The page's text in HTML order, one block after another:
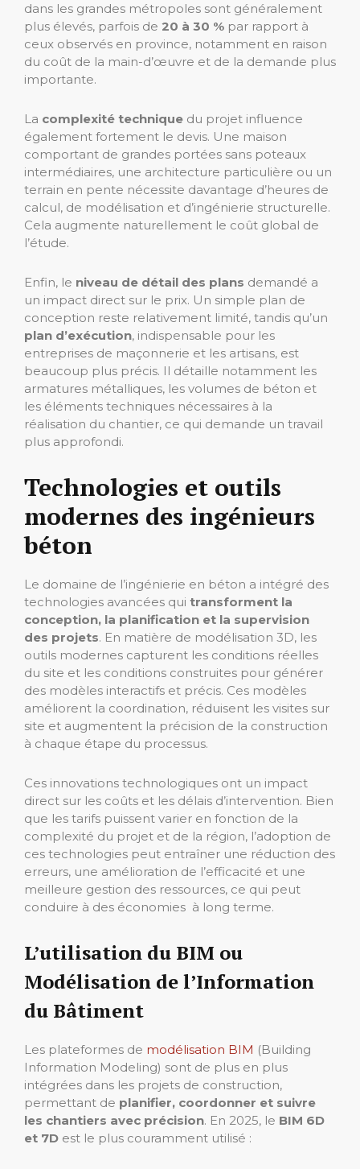
dans les grandes métropoles sont généralement
plus élevés, parfois de 20 à 30 % par rapport à
ceux observés en province, notamment en raison
du coût de la main-d’œuvre et de la demande plus
importante.
La complexité technique du projet influence
également fortement le devis. Une maison
comportant de grandes portées sans poteaux
intermédiaires, une architecture particulière ou un
terrain en pente nécessite davantage d’heures de
calcul, de modélisation et d’ingénierie structurelle.
Cela augmente naturellement le coût global de
l’étude.
Enfin, le niveau de détail des plans demandé a
un impact direct sur le prix. Un simple plan de
conception reste relativement limité, tandis qu’un
plan d’exécution, indispensable pour les
entreprises de maçonnerie et les artisans, est
beaucoup plus précis. Il détaille notamment les
armatures métalliques, les volumes de béton et
les éléments techniques nécessaires à la
réalisation du chantier, ce qui demande un travail
plus approfondi.
Technologies et outils
modernes des ingénieurs
béton
Le domaine de l’ingénierie en béton a intégré des
technologies avancées qui transforment la
conception, la planification et la supervision
des projets. En matière de modélisation 3D, les
outils modernes capturent les conditions réelles
du site et les conditions construites pour générer
des modèles interactifs et précis. Ces modèles
améliorent la coordination, réduisent les visites sur
site et augmentent la précision de la construction
à chaque étape du processus.
Ces innovations technologiques ont un impact
direct sur les coûts et les délais d’intervention. Bien
que les tarifs puissent varier en fonction de la
complexité du projet et de la région, l’adoption de
ces technologies peut entraîner une réduction des
erreurs, une amélioration de l’efficacité et une
meilleure gestion des ressources, ce qui peut
conduire à des économies à long terme.
L’utilisation du BIM ou
Modélisation de l’Information
du Bâtiment
Les plateformes de modélisation BIM (Building
Information Modeling) sont de plus en plus
intégrées dans les projets de construction,
permettant de planifier, coordonner et suivre
les chantiers avec précision. En 2025, le BIM 6D
et 7D est le plus couramment utilisé :